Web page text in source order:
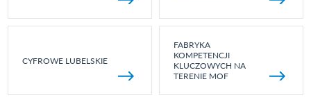
CYFROWE LUBELSKIE
FABRYKA
KOMPETENCJI
KLUCZOWYCH NA
TERENIE MOF